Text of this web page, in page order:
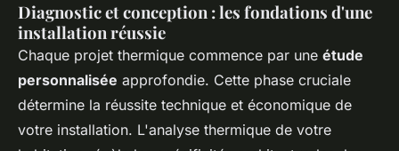
Diagnostic et conception : les fondations d'une
installation réussie
Chaque projet thermique commence par une étude
personnalisée approfondie. Cette phase cruciale
détermine la réussite technique et économique de
votre installation. L'analyse thermique de votre